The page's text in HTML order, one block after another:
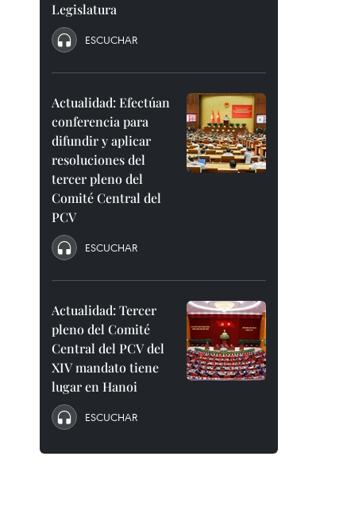
Legislatura
ESCUCHAR
Actualidad: Efectúan
conferencia para
difundir y aplicar
resoluciones del
tercer pleno del
Comité Central del
PCV
ESCUCHAR
Actualidad: Tercer
pleno del Comité
Central del PCV del
XIV mandato tiene
lugar en Hanoi
ESCUCHAR